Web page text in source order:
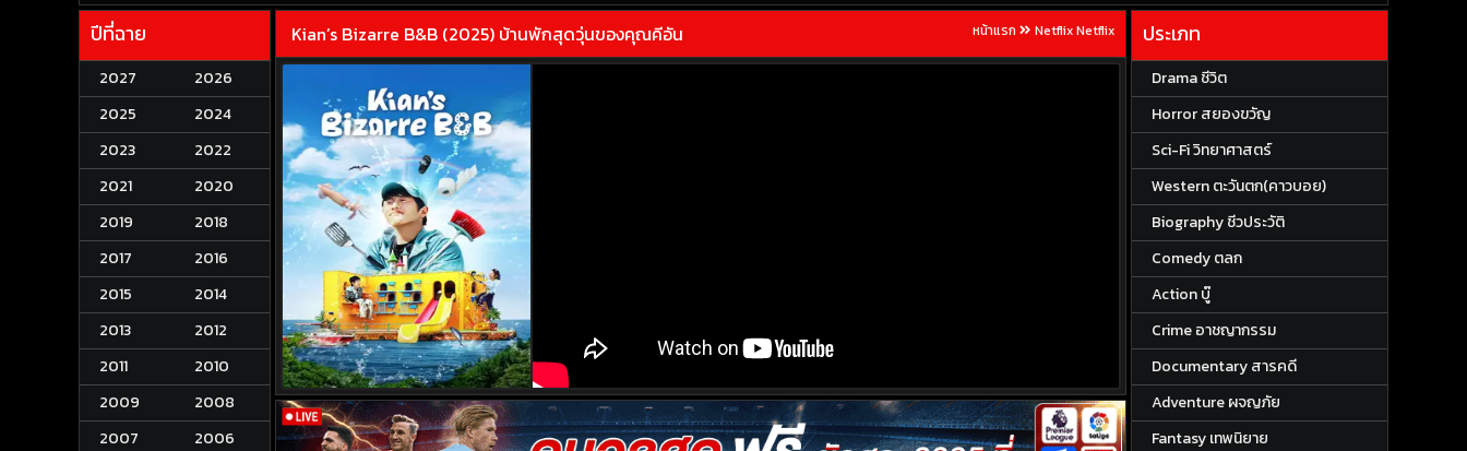
ปีที่ฉาย
2027
2026
2025
2024
2023
2022
2021
2020
2019
2018
2017
2016
2015
2014
2013
2012
2011
2010
2009
2008
2007
2006
Kian’s Bizarre B&B (2025) บ้านพักสุดวุ่นของคุณคีอัน หน้าแรก Netflix Netflix ประเภท
Drama ชีวิต
Horror สยองขวัญ
Sci-Fi วิทยาศาสตร์
Western ตะวันตก(คาวบอย)
Biography ชีวประวัติ
Comedy ตลก
Action บู๊
Crime อาชญากรรม
Documentary สารคดี
Adventure ผจญภัย
Fantasy เทพนิยาย